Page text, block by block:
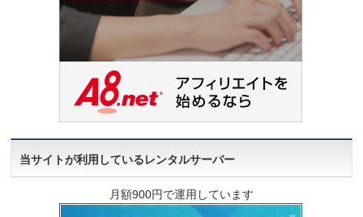
当サイトが利用しているレンタルサーバー
月額900円で運用しています